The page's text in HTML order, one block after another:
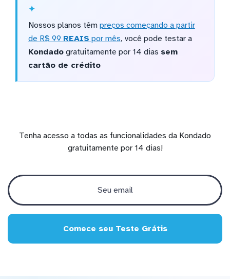
Nossos planos têm preços começando a partir
de R$ 99 REAIS por mês, você pode testar a
Kondadogratuitamente por 14 dias sem
cartão de crédito
Tenha acesso a todas as funcionalidades da Kondado
gratuitamente por 14 dias!
Comece seu Teste Grátis